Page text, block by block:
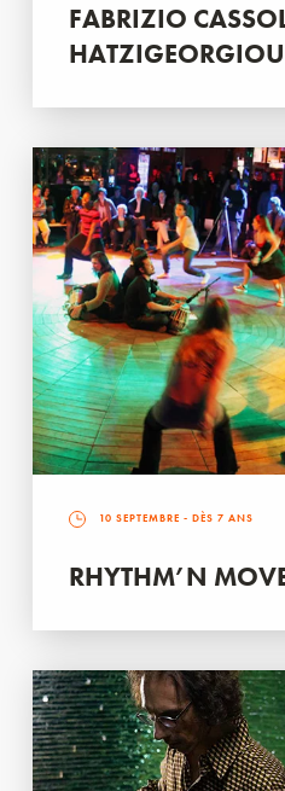
FABRIZIO
HATZIGEORGIOU
10 SEPTEMBRE - DÈS 7 ANS
RHYTHM’N